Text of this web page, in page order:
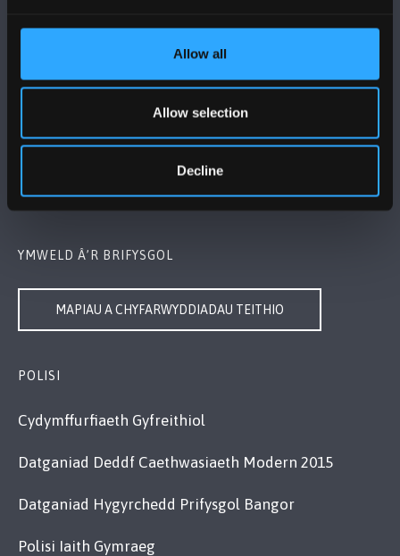
Allow all
Allow selection
Decline
PRIFYSGOL BANGOR
Bangor, Gwynedd, LL57 2DG, UK
Cysylltwch â Ni
YMWELD Â’R BRIFYSGOL
MAPIAU A CHYFARWYDDIADAU TEITHIO
POLISI
Cydymffurfiaeth Gyfreithiol
Datganiad Deddf Caethwasiaeth Modern 2015
Datganiad Hygyrchedd Prifysgol Bangor
Polisi Iaith Gymraeg